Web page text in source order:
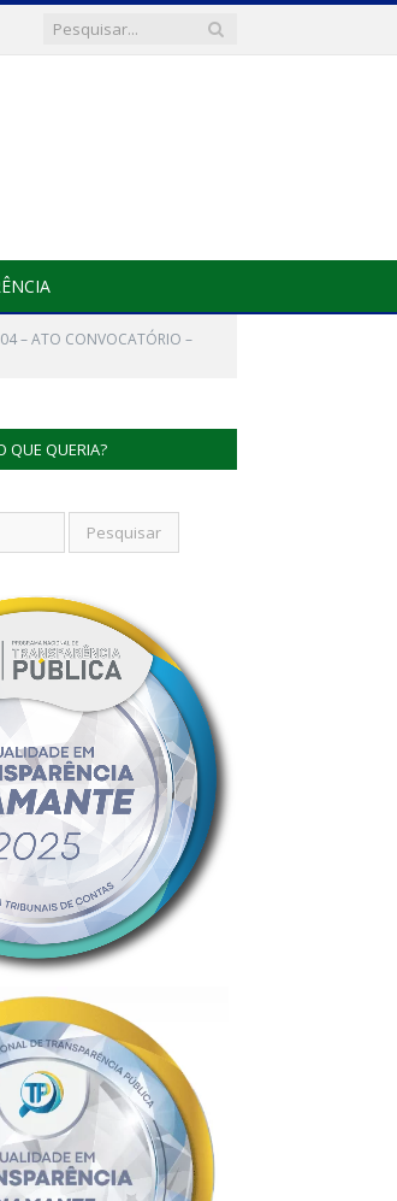
– ATO CONVOCATÓRIO –
QUE QUERIA?